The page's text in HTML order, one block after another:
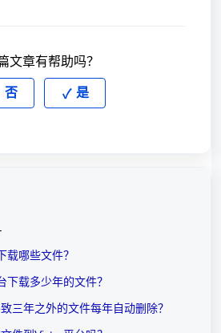
文章有帮助吗？
否 是
载哪些文件？
下载多少年的文件？
三年之外的文件每年自动删除？